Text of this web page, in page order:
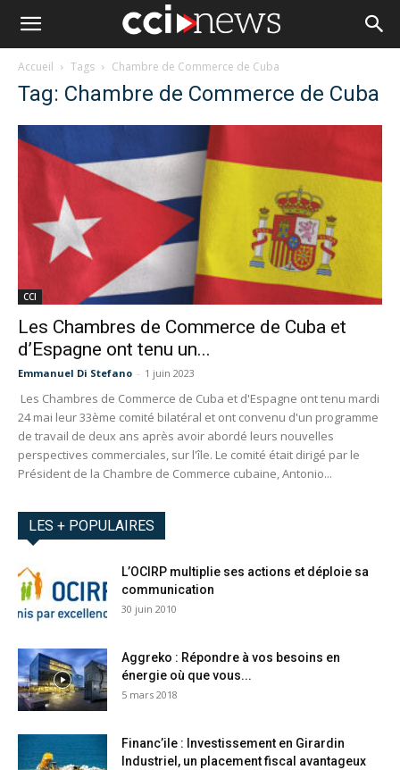
Accueil Tags Chambre de Commerce de Cuba
Tag: Chambre de Commerce de Cuba
CCI
Les Chambres de Commerce de Cuba et
d’Espagne ont tenu un...
Emmanuel Di Stefano - 1 juin 2023
Les Chambres de Commerce de Cuba et d'Espagne ont tenu mardi
24 mai leur 33ème comité bilatéral et ont convenu d'un programme
de travail de deux ans après avoir abordé leurs nouvelles
perspectives commerciales, sur l'île. Le comité était dirigé par le
Président de la Chambre de Commerce cubaine, Antonio...
LES + POPULAIRES
L’OCIRP multiplie ses actions et déploie sa
communication
30 juin 2010
Aggreko : Répondre à vos besoins en
énergie où que vous...
5 mars 2018
Financ’ile : Investissement en Girardin
Industriel, un placement fiscal avantageux